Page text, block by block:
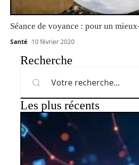
Séance de voyance : pour un
Santé 10 février 2020
Recherche
Les plus récents